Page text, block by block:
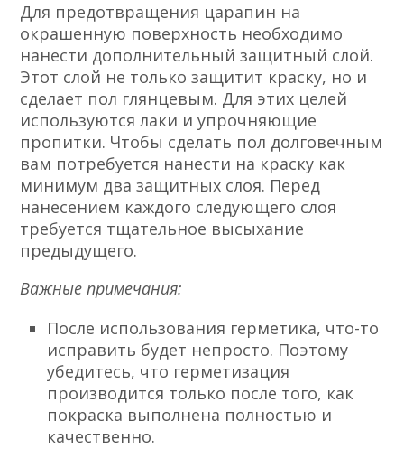
Для предотвращения царапин на
окрашенную поверхность необходимо
нанести дополнительный защитный слой.
Этот слой не только защитит краску, но и
сделает пол глянцевым. Для этих целей
используются лаки и упрочняющие
пропитки. Чтобы сделать пол долговечным
вам потребуется нанести на краску как
минимум два защитных слоя. Перед
нанесением каждого следующего слоя
требуется тщательное высыхание
предыдущего.
Важные примечания:
После использования герметика, что-то
исправить будет непросто. Поэтому
убедитесь, что герметизация
производится только после того, как
покраска выполнена полностью и
качественно.